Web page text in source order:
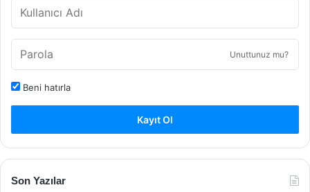
Unuttunuz mu?
Beni hatırla
Kayıt Ol
Son Yazılar